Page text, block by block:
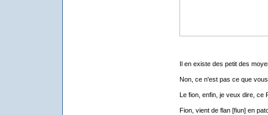
Il en existe des petit des
Non, ce n'est pas ce que
Le fion, enfin, je veux dire, ce
Fion, vient de flan [fiun] en